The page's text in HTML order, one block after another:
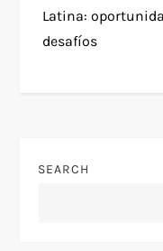
s
a
Latina:
desafíos
SEARCH